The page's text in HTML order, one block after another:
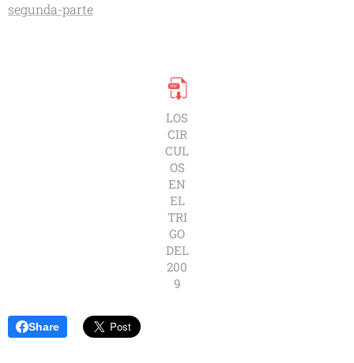
segunda-parte
LOS
CIR
CUL
OS
EN
EL
TRI
GO
DEL
200
9
Share